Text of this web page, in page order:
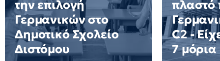
την επιλογή
Γερμανικών στο
Δημοτικό Σχολείο
Διστόμου
πλαστό
C2 -
7 μόρια